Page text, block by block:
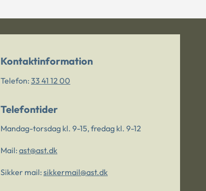
Kontaktinformation
Telefon: 33 41 12 00
Telefontider
Mandag-torsdag kl. 9-15, fredag kl. 9-12
Mail: ast@ast.dk
Sikker mail: sikkermail@ast.dk